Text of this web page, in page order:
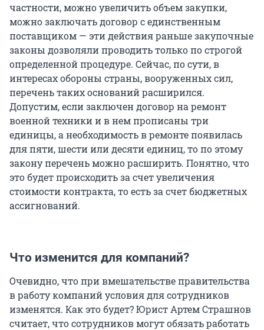
частности, можно увеличить объем закупки,
можно заключать договор с единственным
поставщиком — эти действия раньше закупочные
законы дозволяли проводить только по строгой
определенной процедуре. Сейчас, по сути, в
интересах обороны страны, вооруженных сил,
перечень таких оснований расширился.
Допустим, если заключен договор на ремонт
военной техники и в нем прописаны три
единицы, а необходимость в ремонте появилась
для пяти, шести или десяти единиц, то по этому
закону перечень можно расширить. Понятно, что
это будет происходить за счет увеличения
стоимости контракта, то есть за счет бюджетных
ассигнований.
Что изменится для компаний?
Очевидно, что при вмешательстве правительства
в работу компаний условия для сотрудников
изменятся. Как это будет? Юрист Артем Страшнов
считает, что сотрудников могут обязать работать